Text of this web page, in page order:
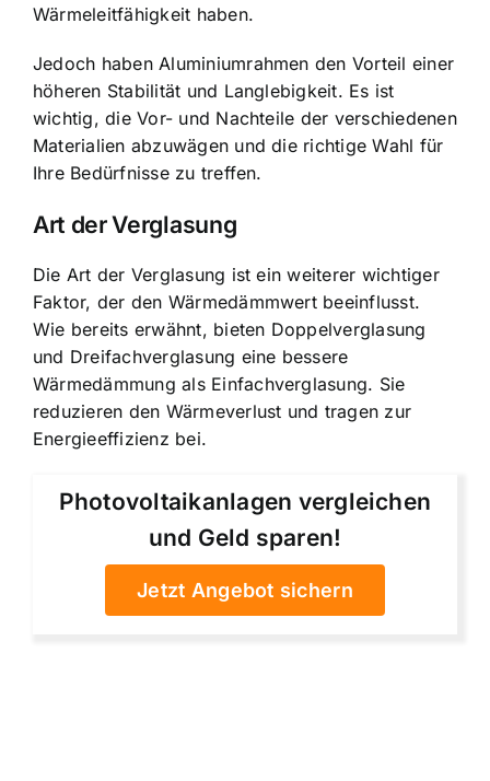
Wärmeleitfähigkeit haben.
Jedoch haben Aluminiumrahmen den Vorteil einer
höheren Stabilität und Langlebigkeit. Es ist
wichtig, die Vor- und Nachteile der verschiedenen
Materialien abzuwägen und die richtige Wahl für
Ihre Bedürfnisse zu treffen.
Art der Verglasung
Die Art der Verglasung ist ein weiterer wichtiger
Faktor, der den Wärmedämmwert beeinflusst.
Wie bereits erwähnt, bieten Doppelverglasung
und Dreifachverglasung eine bessere
Wärmedämmung als Einfachverglasung. Sie
reduzieren den Wärmeverlust und tragen zur
Energieeffizienz bei.
Photovoltaikanlagen vergleichen
und Geld sparen!
Jetzt Angebot sichern